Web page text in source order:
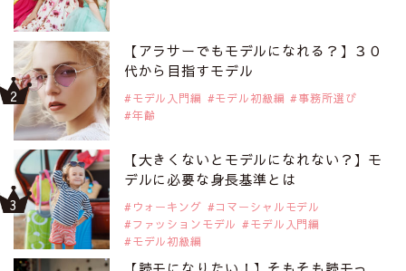
【アラサーでもモデルになれる？】３０
代から目指すモデル
モデル入門編 モデル初級編
事務所選び
年齢
【大きくないとモデルになれない？】モ
デルに必要な身長基準とは
ウォーキング
コマーシャルモデル
ファッションモデル
モデル入門編
モデル初級編